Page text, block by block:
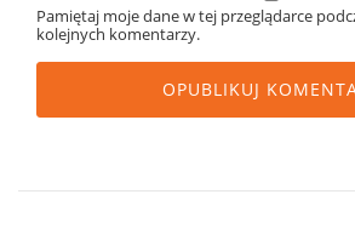
Pamiętaj moje dane w tej przeglądarce
kolejnych komentarzy.